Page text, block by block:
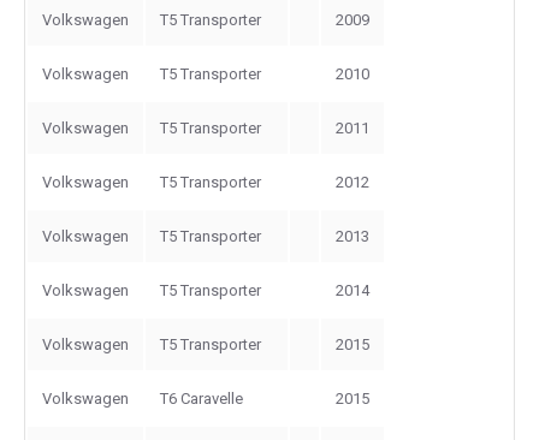
Volkswagen T5 Transporter 2009
Volkswagen T5 Transporter 2010
Volkswagen T5 Transporter 2011
Volkswagen T5 Transporter 2012
Volkswagen T5 Transporter 2013
Volkswagen T5 Transporter 2014
Volkswagen T5 Transporter 2015
Volkswagen T6 Caravelle 2015